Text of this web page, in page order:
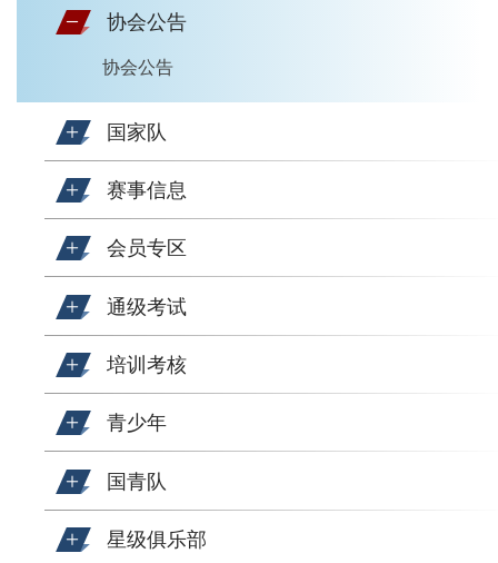
协会公告
协会公告
国家队
赛事信息
会员专区
通级考试
培训考核
青少年
国青队
星级俱乐部